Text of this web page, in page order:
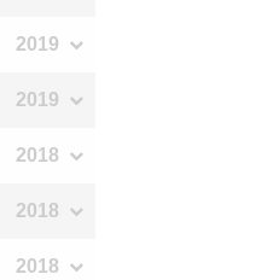
2019
2019
2018
2018
2018